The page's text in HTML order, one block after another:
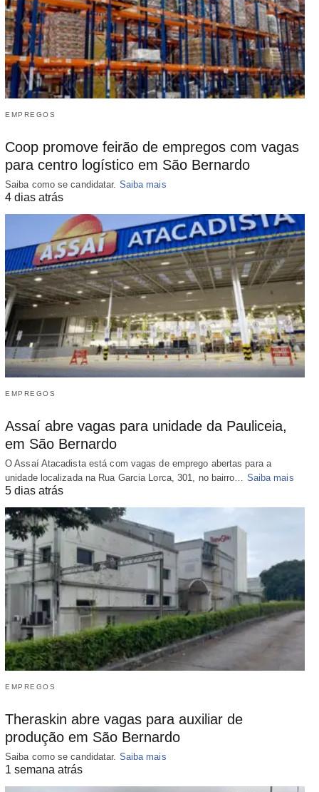
EMPREGOS
Coop promove feirão de empregos com vagas
para centro logístico em São Bernardo
Saiba como se candidatar. Saiba mais
4 dias atrás
EMPREGOS
Assaí abre vagas para unidade da Pauliceia,
em São Bernardo
O Assaí Atacadista está com vagas de emprego abertas para a
unidade localizada na Rua Garcia Lorca, 301, no bairro… Saiba mais
5 dias atrás
EMPREGOS
Theraskin abre vagas para auxiliar de
produção em São Bernardo
Saiba como se candidatar. Saiba mais
1 semana atrás